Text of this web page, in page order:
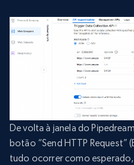
De volta à janela do
botão “Send HTTP Request”
tudo ocorrer como